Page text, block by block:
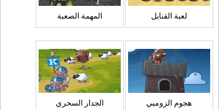
لعبة القنابل المهمة الصعبة
هجوم الزومبي الجدار السحري